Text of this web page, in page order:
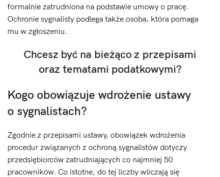
formalnie zatrudniona na podstawie umowy o pracę.
Ochronie sygnalisty podlega także osoba, która pomaga
mu w zgłoszeniu.
Chcesz być na bieżąco z przepisami
oraz tematami podatkowymi?
Kogo obowiązuje wdrożenie ustawy
o sygnalistach?
Zgodnie z przepisami ustawy, obowiązek wdrożenia
procedur związanych z ochroną sygnalistów dotyczy
przedsiębiorców zatrudniających co najmniej 50
pracowników. Co istotne, do tej liczby wliczają się